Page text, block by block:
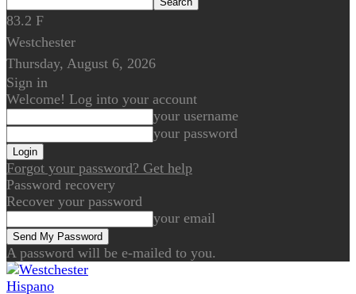
83.2 F
Westchester
Thursday, August 6, 2026
Sign in
Welcome! Log into your account
your username
your password
Forgot your password? Get help
Password recovery
Recover your password
your email
A password will be e-mailed to you.